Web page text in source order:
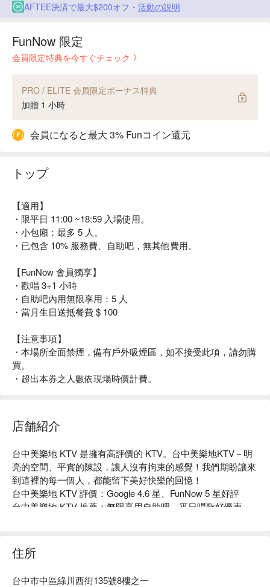
AFTEE決済で最大$200オフ・ 活動の説明
FunNow 限定
会員限定特典を今すぐチェック
PRO / ELITE 会員限定ボーナス特典
加贈 1 小時
会員になると最大 3% Funコイン還元
トップ
【適用】
・限平日 11:00 ~18:59 入場使用。
・小包廂：最多 5 人。
・已包含 10% 服務費、自助吧，無其他費用。
【FunNow 會員獨享】
・歡唱 3+1 小時
・自助吧內用無限享用：5 人
・當月生日送抵餐費 $ 100
【注意事項】
・本場所全面禁煙，備有戶外吸煙區，如不接受此項，請勿購
買。
・超出本券之人數依現場時價計費。
店舗紹介
台中美樂地 KTV 是擁有高評價的 KTV。台中美樂地KTV－明
亮的空間、平實的陳設，讓人沒有拘束的感覺！我們期盼讓來
到這裡的每一個人，都能留下美好快樂的回憶！
台中美樂地 KTV 評價：Google 4.6 星、FunNow 5 星好評
台中美樂地 KTV 推薦：無限享用自助吧、平日唱歌好優惠。
住所
台中市中區綠川西街135號8樓之一